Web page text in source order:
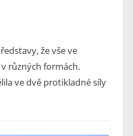
že vše ve
různých formách.
ve dvě protikladné síly